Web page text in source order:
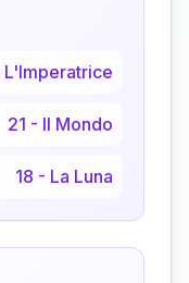
L'Imperatrice
21 - Il Mondo
18 - La Luna